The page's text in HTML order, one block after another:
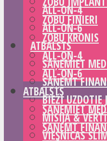
ALL-ON-4
ALL-ON-6
ATBALSTS
SAŅEMIET
SAŅEMT
BIEŽI UZDOTIE
MISIJA &
VIESNĪCAS
ZOBU FINIERI
ZOBU KRONIS
ALL-ON-4
ALL-ON-6
ATBALSTS
SAŅEMIET
SAŅEMT